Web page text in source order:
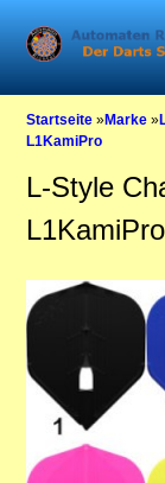
Startseite »Marke »
L1KamiPro
L-Style
L1KamiPro